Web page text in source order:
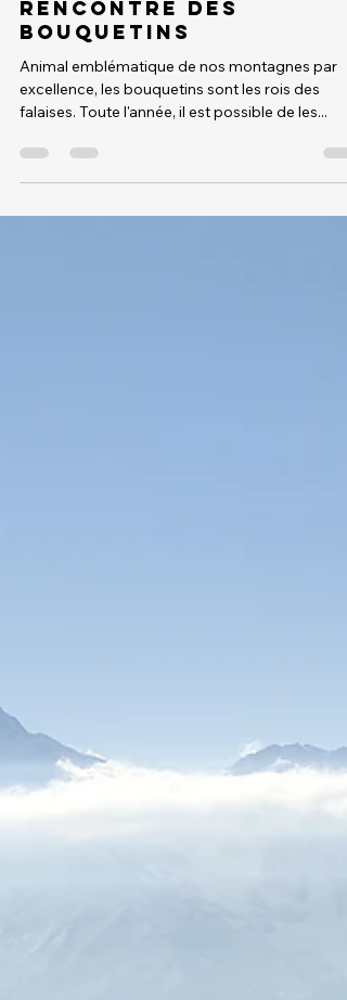
Nov 9, 2021 1 min read
Week-end à la
rencontre des
bouquetins
Animal emblématique de nos montagnes par
excellence, les bouquetins sont les rois des